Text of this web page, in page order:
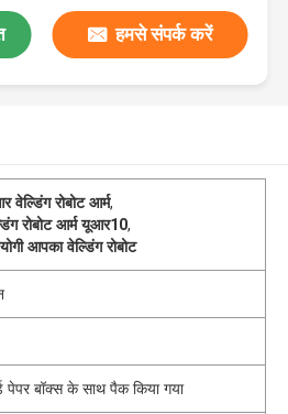
हमसे संपर्क करें
वेल्डिंग रोबोट आर्म,
रोबोट आर्म यूआर10,
आपका वेल्डिंग रोबोट
पेपर बॉक्स के साथ पैक किया गया